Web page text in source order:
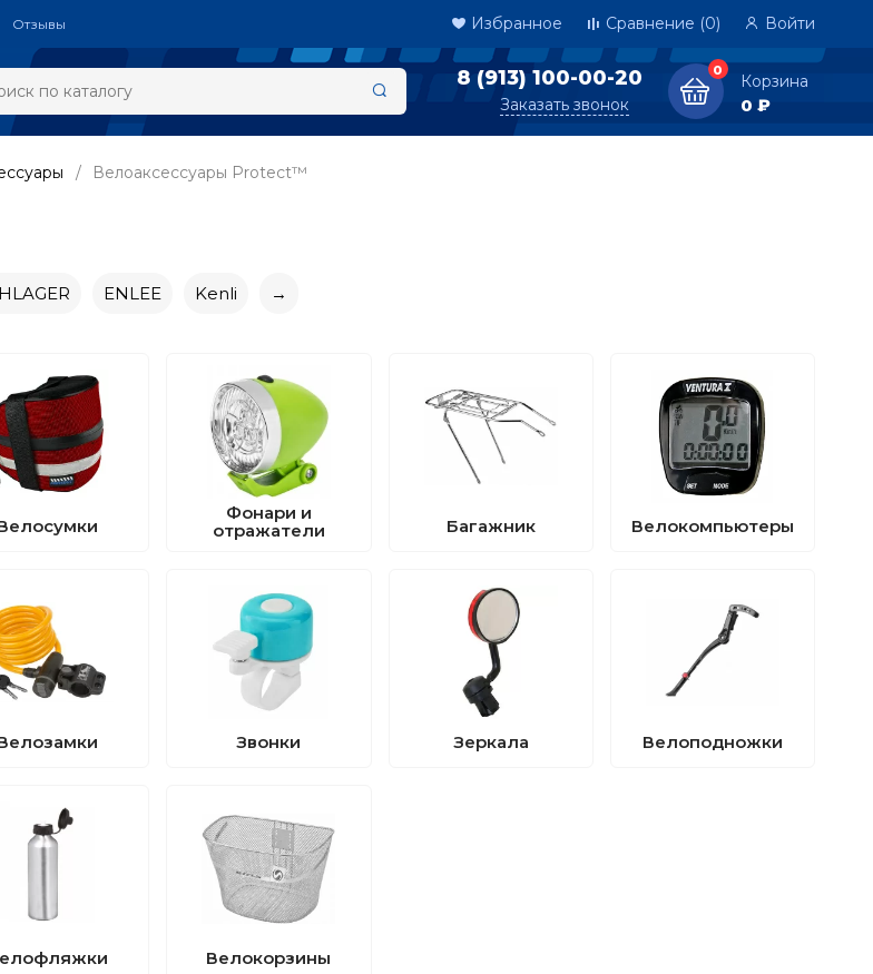
Отзывы Избранное Сравнение (0) Войти
8 (913) 100-00-20
Заказать звонок
0
Корзина
0 ₽
Велоаксессуары Protect™
ENLEE Kenli →
Фонари и
отражатели
Багажник Велокомпьютеры
Звонки Зеркала Велоподножки
Велокорзины